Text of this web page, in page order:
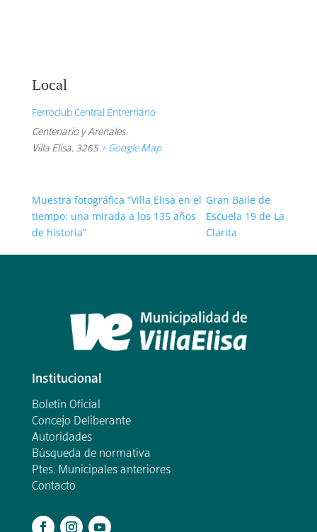
Local
Ferroclub Central Entrerriano
Centenario y Arenales
Villa Elisa, 3265 + Google Map
Muestra fotográfica “Villa Elisa en el
tiempo: una mirada a los 135 años
de historia”
Gran Baile de
Escuela 19 de La
Clarita
Institucional
Boletín Oficial
Concejo Deliberante
Autoridades
Búsqueda de normativa
Ptes. Municipales anteriores
Contacto